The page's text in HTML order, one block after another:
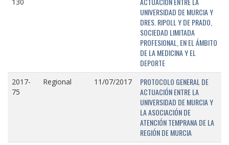
UNIVERSIDAD DE MURCIA Y
DRES. RIPOLL Y DE PRADO,
SOCIEDAD LIMITADA
PROFESIONAL, EN EL ÁMBITO
DE LA MEDICINA Y EL
DEPORTE
2017-
75
Regional 11/07/2017
PROTOCOLO GENERAL DE
ACTUACIÓN ENTRE LA
UNIVERSIDAD DE MURCIA Y
LA ASOCIACIÓN DE
ATENCIÓN TEMPRANA DE LA
REGIÓN DE MURCIA